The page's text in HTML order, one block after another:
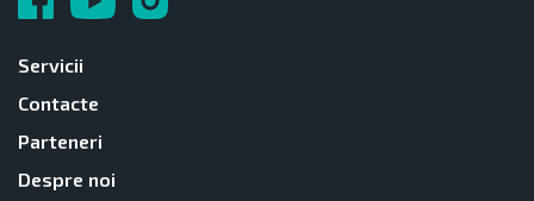
Servicii
Contacte
Parteneri
Despre noi